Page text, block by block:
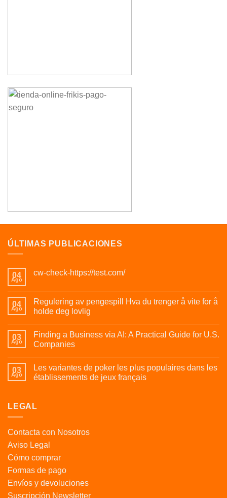
ÚLTIMAS PUBLICACIONES
04
Ago
cw-check-https://test.com/
04
Ago
Regulering av pengespill Hva du trenger å vite for å
holde deg lovlig
03
Ago
Finding a Business via AI: A Practical Guide for U.S.
Companies
03
Ago
Les variantes de poker les plus populaires dans les
établissements de jeux français
LEGAL
Contacta con Nosotros
Aviso Legal
Cómo comprar
Formas de pago
Envíos y devoluciones
Suscripción Newsletter